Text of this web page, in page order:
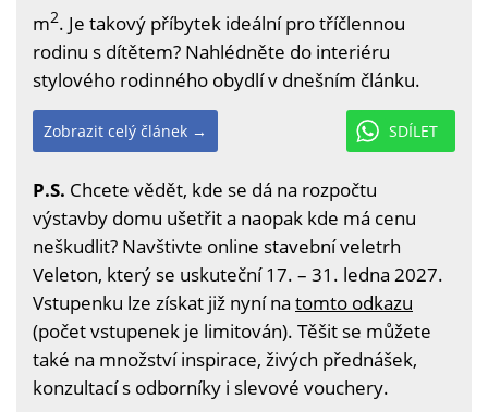
m2. Je takový příbytek ideální pro tříčlennou
rodinu s dítětem? Nahlédněte do interiéru
stylového rodinného obydlí v dnešním článku.
SDÍLET
Zobrazit celý článek →
P.S. Chcete vědět, kde se dá na rozpočtu
výstavby domu ušetřit a naopak kde má cenu
neškudlit? Navštivte online stavební veletrh
Veleton, který se uskuteční 17. – 31. ledna 2027.
Vstupenku lze získat již nyní na tomto odkazu
(počet vstupenek je limitován). Těšit se můžete
také na množství inspirace, živých přednášek,
konzultací s odborníky i slevové vouchery.